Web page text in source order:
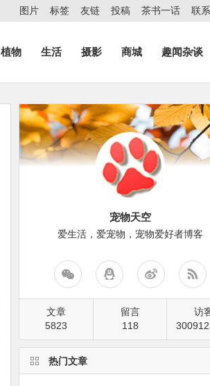
图片 标签 友链 投稿 茶书一话 联
植物 生活 摄影 商城 趣闻杂谈
宠物天空
爱生活，爱宠物，宠物爱好者博客
文章
5823
留言
118
访
热门文章